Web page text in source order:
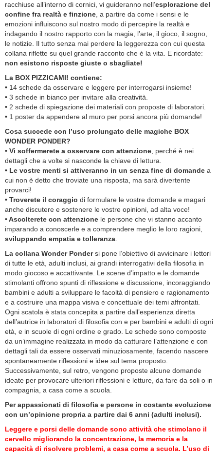
racchiuse all’interno di cornici, vi guideranno nell’esplorazione del
confine fra realtà e finzione, a partire da come i sensi e le
emozioni influiscono sul nostro modo di percepire la realtà e
indagando il nostro rapporto con la magia, l’arte, il gioco, il sogno,
le notizie. Il tutto senza mai perdere la leggerezza con cui questa
collana riflette su quel grande racconto che è la vita. E ricordate:
non esistono risposte giuste o sbagliate!
La BOX PIZZICAMI! contiene:
• 14 schede da osservare e leggere per interrogarsi insieme!
• 3 schede in bianco per invitare alla creatività.
• 2 schede di spiegazione dei materiali con proposte di laboratori.
• 1 poster da appendere al muro per porsi ancora più domande!
Cosa succede con l’uso prolungato delle magiche BOX
WONDER PONDER?
• Vi soffermerete a osservare con attenzione, perché è nei
dettagli che a volte si nasconde la chiave di lettura.
• Le vostre menti si attiveranno in un senza fine di domande a
cui non è detto che troviate una risposta, ma sarà divertente
provarci!
• Troverete il coraggio di formulare le vostre domande e magari
anche discutere e sostenere le vostre opinioni, ad alta voce!
• Ascolterete con attenzione le persone che vi stanno accanto
imparando a conoscerle e a comprendere meglio le loro ragioni,
sviluppando empatia e tolleranza.
La collana Wonder Pondersi pone l’obiettivo di avvicinare i lettori
di tutte le età, adulti inclusi, ai grandi interrogativi della filosofia in
modo giocoso e accattivante. Le scene d’impatto e le domande
stimolanti offrono spunti di riflessione e discussione, incoraggiando
bambini e adulti a sviluppare le facoltà di pensiero e ragionamento
e a costruire una mappa visiva e concettuale dei temi affrontati.
Ogni scatola è stata concepita a partire dall’esperienza diretta
dell’autrice in laboratori di filosofia con e per bambini e adulti di ogni
età, e in scuole di ogni ordine e grado. Le schede sono composte
da un’immagine realizzata in modo da catturare l’attenzione e con
dettagli tali da essere osservati minuziosamente, facendo nascere
spontaneamente riflessioni e idee sul tema proposto.
Successivamente, sul retro, vengono proposte alcune domande
ideate per provocare ulteriori riflessioni e letture, da fare da soli o in
compagnia, a casa come a scuola.
Per appassionati di filosofia e persone in costante evoluzione
con un’opinione propria a partire dai 6 anni (adulti inclusi).
Leggere e porsi delle domande sono attività che stimolano il
cervello migliorando la concentrazione, la memoria e la
capacità di risolvere problemi, a casa come a scuola. L’uso di